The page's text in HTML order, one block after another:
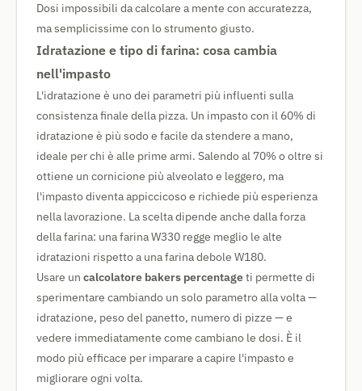
Dosi impossibili da calcolare a mente con accuratezza,
ma semplicissime con lo strumento giusto.
Idratazione e tipo di farina: cosa cambia
nell'impasto
L'idratazione è uno dei parametri più influenti sulla
consistenza finale della pizza. Un impasto con il 60% di
idratazione è più sodo e facile da stendere a mano,
ideale per chi è alle prime armi. Salendo al 70% o oltre si
ottiene un cornicione più alveolato e leggero, ma
l'impasto diventa appiccicoso e richiede più esperienza
nella lavorazione. La scelta dipende anche dalla forza
della farina: una farina W330 regge meglio le alte
idratazioni rispetto a una farina debole W180.
Usare un calcolatore bakers percentageti permette di
sperimentare cambiando un solo parametro alla volta —
idratazione, peso del panetto, numero di pizze — e
vedere immediatamente come cambiano le dosi. È il
modo più efficace per imparare a capire l'impasto e
migliorare ogni volta.